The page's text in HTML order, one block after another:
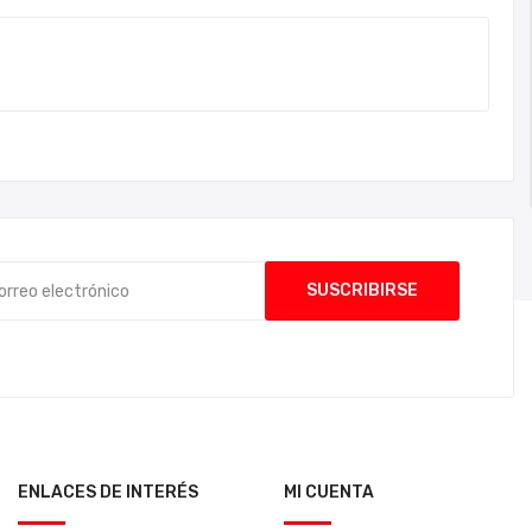
ENLACES DE INTERÉS MI CUENTA